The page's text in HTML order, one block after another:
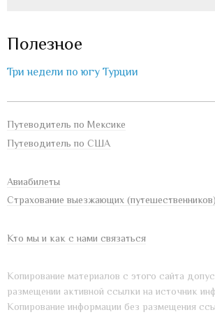
Полезное
Три недели по югу Турции
Путеводитель по Мексике
Путеводитель по США
Авиабилеты
Страхование выезжающих (путешественников)
Кто мы и как с нами связаться
Копирование материалов с этого сайта
размещении активной ссылки на источник
Копирование информации без размещения